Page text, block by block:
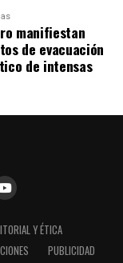
manifiestan
de evacuación
de intensas
Y ÉTICA
PUBLICIDAD